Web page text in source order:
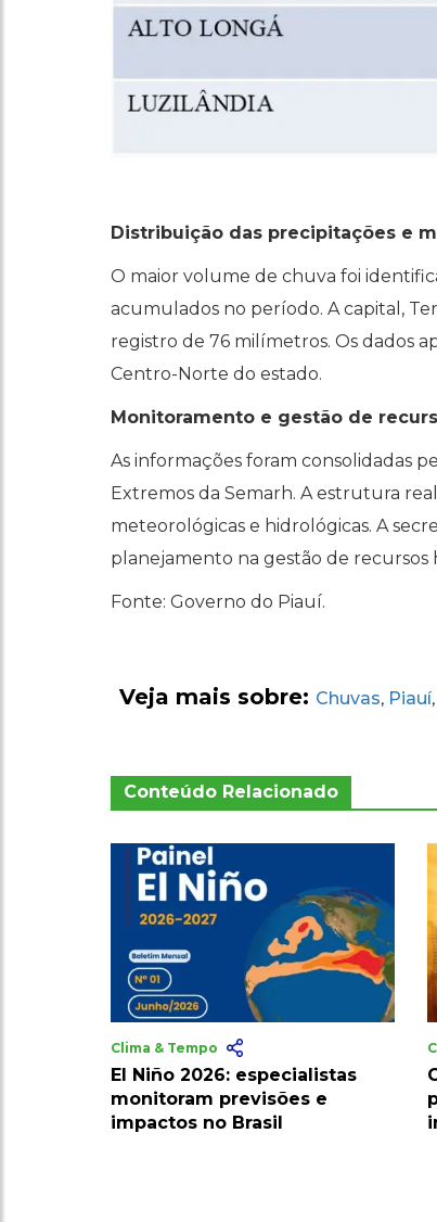
Distribuição das precipitações e
O maior volume de chuva foi
acumulados no período. A capital,
registro de 76 milímetros. Os dados
Centro-Norte do estado.
Monitoramento e gestão de
As informações foram consolidadas
Extremos da Semarh. A estrutura
meteorológicas e hidrológicas. A
planejamento na gestão de recursos
Fonte: Governo do Piauí.
Veja mais sobre: Chuvas, Piauí,
Conteúdo Relacionado
Clima & Tempo
El Niño 2026: especialistas
monitoram previsões e
impactos no Brasil